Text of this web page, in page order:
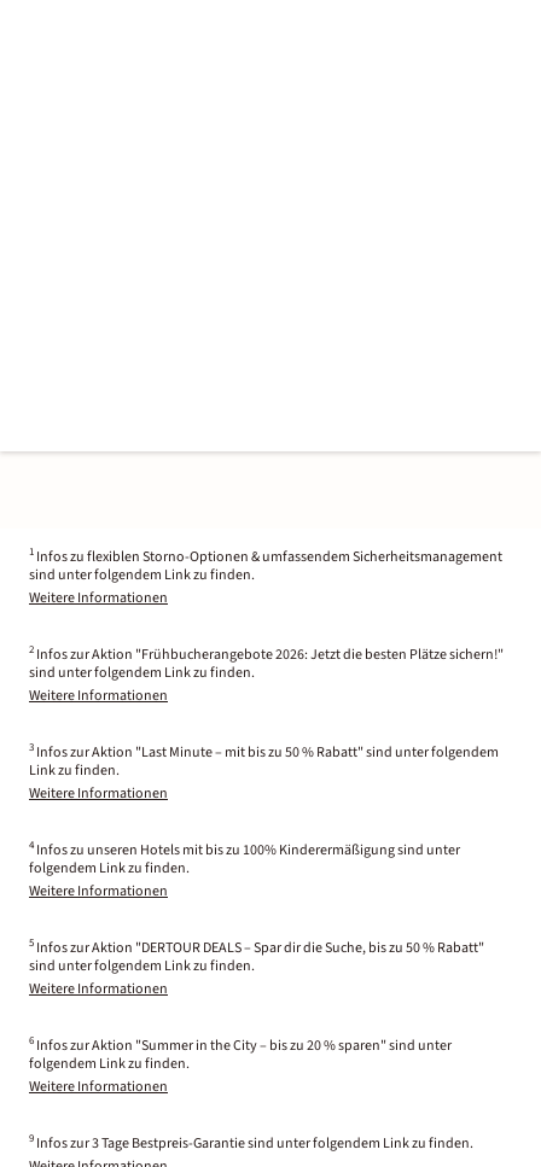
1 Infos zu flexiblen Storno-Optionen & umfassendem Sicherheitsmanagement
sind unter folgendem Link zu finden.
Weitere Informationen
2 Infos zur Aktion "Frühbucherangebote 2026: Jetzt die besten Plätze sichern!"
sind unter folgendem Link zu finden.
Weitere Informationen
3 Infos zur Aktion "Last Minute – mit bis zu 50 % Rabatt" sind unter folgendem
Link zu finden.
Weitere Informationen
4 Infos zu unseren Hotels mit bis zu 100% Kinderermäßigung sind unter
folgendem Link zu finden.
Weitere Informationen
5 Infos zur Aktion "DERTOUR DEALS – Spar dir die Suche, bis zu 50 % Rabatt"
sind unter folgendem Link zu finden.
Weitere Informationen
6 Infos zur Aktion "Summer in the City – bis zu 20 % sparen" sind unter
folgendem Link zu finden.
Weitere Informationen
9 Infos zur 3 Tage Bestpreis-Garantie sind unter folgendem Link zu finden.